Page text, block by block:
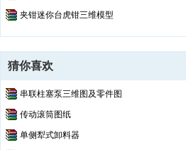
夹钳迷你台虎钳三维模型
猜你喜欢
串联柱塞泵三维图及零件图
传动滚筒图纸
单侧犁式卸料器